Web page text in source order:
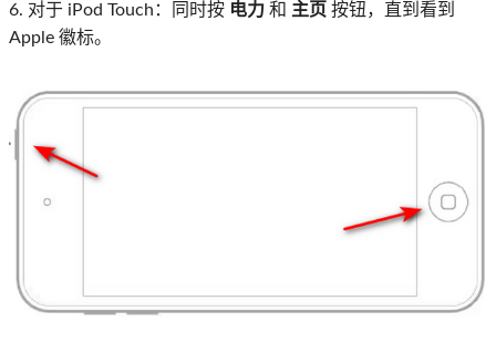
6. 对于 iPod Touch：同时按 电力 和 主页 按钮，直到看到
Apple 徽标。